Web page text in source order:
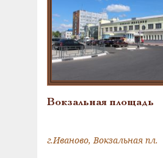
Вокзальная площадь
г.Иваново, Вокзальная пл.